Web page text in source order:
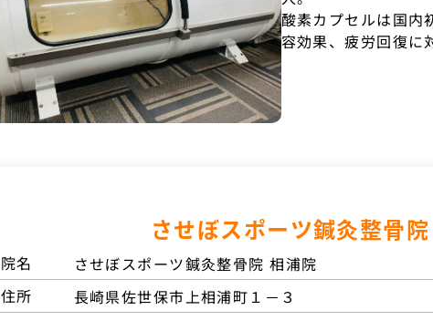
酸素カプセルは国内
容効果、疲労回復に
させぼスポーツ鍼灸整骨
院名
させぼスポーツ鍼灸整骨院 相浦院
住所
長崎県佐世保市上相浦町１－３